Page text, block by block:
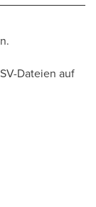
Dateien auf